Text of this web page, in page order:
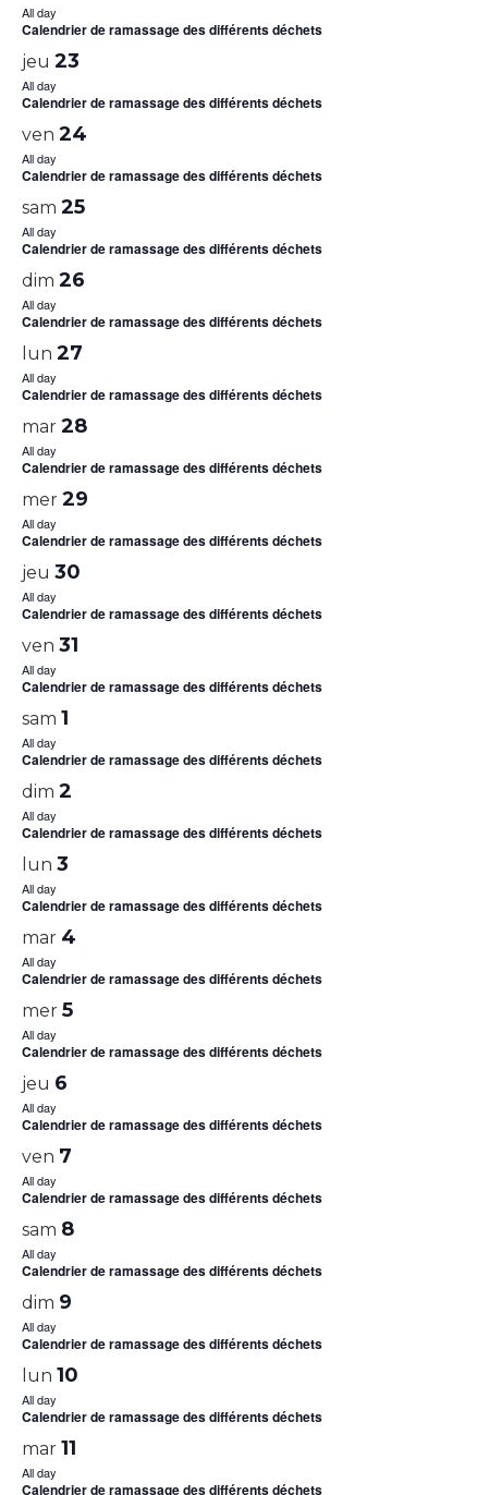
All day
Calendrier de ramassage des différents déchets
jeu 23
All day
Calendrier de ramassage des différents déchets
ven 24
All day
Calendrier de ramassage des différents déchets
sam 25
All day
Calendrier de ramassage des différents déchets
dim 26
All day
Calendrier de ramassage des différents déchets
lun 27
All day
Calendrier de ramassage des différents déchets
mar 28
All day
Calendrier de ramassage des différents déchets
mer 29
All day
Calendrier de ramassage des différents déchets
jeu 30
All day
Calendrier de ramassage des différents déchets
ven 31
All day
Calendrier de ramassage des différents déchets
sam 1
All day
Calendrier de ramassage des différents déchets
dim 2
All day
Calendrier de ramassage des différents déchets
lun 3
All day
Calendrier de ramassage des différents déchets
mar 4
All day
Calendrier de ramassage des différents déchets
mer 5
All day
Calendrier de ramassage des différents déchets
jeu 6
All day
Calendrier de ramassage des différents déchets
ven 7
All day
Calendrier de ramassage des différents déchets
sam 8
All day
Calendrier de ramassage des différents déchets
dim 9
All day
Calendrier de ramassage des différents déchets
lun 10
All day
Calendrier de ramassage des différents déchets
mar 11
All day
Calendrier de ramassage des différents déchets